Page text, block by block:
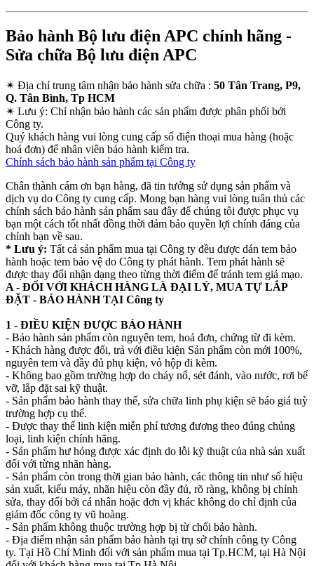
Bảo hành Bộ lưu điện APC chính hãng -
Sửa chữa Bộ lưu điện APC
✴ Địa chỉ trung tâm nhận bảo hành sửa chữa : 50 Tân Trang, P9,
Q. Tân Bình, Tp HCM
✴ Lưu ý: Chỉ nhận bảo hành các sản phẩm được phân phối bởi
Công ty.
Quý khách hàng vui lòng cung cấp số điện thoại mua hàng (hoặc
hoá đơn) để nhân viên bảo hành kiểm tra.
Chính sách bảo hành sản phẩm tại Công ty
Chân thành cám ơn bạn hàng, đã tin tưởng sử dụng sản phẩm và
dịch vụ do Công ty cung cấp. Mong bạn hàng vui lòng tuân thủ các
chính sách bảo hành sản phẩm sau đây để chúng tôi được phục vụ
bạn một cách tốt nhất đồng thời đảm bảo quyền lợi chính đáng của
chính bạn về sau.
* Lưu ý: Tất cả sản phẩm mua tại Công ty đều được dán tem bảo
hành hoặc tem bảo vệ do Công ty phát hành. Tem phát hành sẽ
được thay đổi nhận dạng theo từng thời điểm để tránh tem giả mạo.
A - ĐỐI VỚI KHÁCH HÀNG LÀ ĐẠI LÝ, MUA TỰ LẮP
ĐẶT - BẢO HÀNH TẠI Công ty
1 - ĐIỀU KIỆN ĐƯỢC BẢO HÀNH
- Bảo hành sản phẩm còn nguyên tem, hoá đơn, chứng từ đi kèm.
- Khách hàng được đổi, trả với điều kiện Sản phẩm còn mới 100%,
nguyên tem và đầy đủ phụ kiện, vỏ hộp đi kèm.
- Không bao gồm trường hợp do cháy nổ, sét đánh, vào nước, rơi bể
vỡ, lắp đặt sai kỹ thuật.
- Sản phẩm bảo hành thay thế, sửa chữa linh phụ kiện sẽ báo giá tuỳ
trường hợp cụ thể.
- Được thay thế linh kiện miễn phí tương đương theo đúng chủng
loại, linh kiện chính hãng.
- Sản phẩm hư hỏng được xác định do lỗi kỹ thuật của nhà sản xuất
đối với từng nhãn hàng.
- Sản phẩm còn trong thời gian bảo hành, các thông tin như số hiệu
sản xuất, kiểu máy, nhãn hiệu còn đầy đủ, rõ ràng, không bị chỉnh
sửa, thay đổi bởi cá nhân hoặc đơn vị khác không do chỉ định của
giám đốc công ty vũ hoàng.
- Sản phẩm không thuộc trường hợp bị từ chối bảo hành.
- Địa điểm nhận sản phẩm bảo hành tại trụ sở chính công ty Công
ty. Tại Hồ Chí Minh đối với sản phẩm mua tại Tp.HCM, tại Hà Nội